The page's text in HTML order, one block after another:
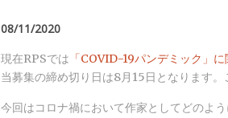
08/11/2020
現在RPSでは 「COVID-19パンデミック」
当募集の締め切り日は8月15日となります。
今回はコロナ禍において作家としてどのよ